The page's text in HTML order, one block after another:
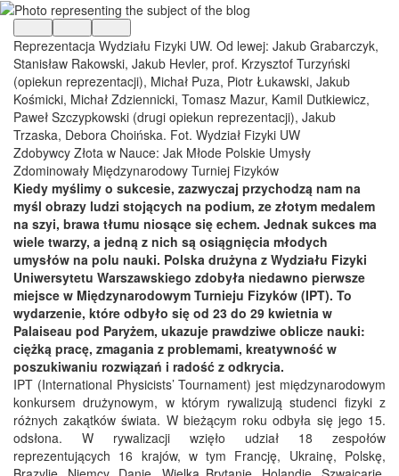
Reprezentacja Wydziału Fizyki UW. Od lewej: Jakub Grabarczyk,
Stanisław Rakowski, Jakub Hevler, prof. Krzysztof Turzyński
(opiekun reprezentacji), Michał Puza, Piotr Łukawski, Jakub
Kośmicki, Michał Zdziennicki, Tomasz Mazur, Kamil Dutkiewicz,
Paweł Szczypkowski (drugi opiekun reprezentacji), Jakub
Trzaska, Debora Choińska. Fot. Wydział Fizyki UW
Zdobywcy Złota w Nauce: Jak Młode Polskie Umysły
Zdominowały Międzynarodowy Turniej Fizyków
Kiedy myślimy o sukcesie, zazwyczaj przychodzą nam na
myśl obrazy ludzi stojących na podium, ze złotym medalem
na szyi, brawa tłumu niosące się echem. Jednak sukces ma
wiele twarzy, a jedną z nich są osiągnięcia młodych
umysłów na polu nauki. Polska drużyna z Wydziału Fizyki
Uniwersytetu Warszawskiego zdobyła niedawno pierwsze
miejsce w Międzynarodowym Turnieju Fizyków (IPT). To
wydarzenie, które odbyło się od 23 do 29 kwietnia w
Palaiseau pod Paryżem, ukazuje prawdziwe oblicze nauki:
ciężką pracę, zmagania z problemami, kreatywność w
poszukiwaniu rozwiązań i radość z odkrycia.
IPT (International Physicists’ Tournament) jest międzynarodowym
konkursem drużynowym, w którym rywalizują studenci fizyki z
różnych zakątków świata. W bieżącym roku odbyła się jego 15.
odsłona. W rywalizacji wzięło udział 18 zespołów
reprezentujących 16 krajów, w tym Francję, Ukrainę, Polskę,